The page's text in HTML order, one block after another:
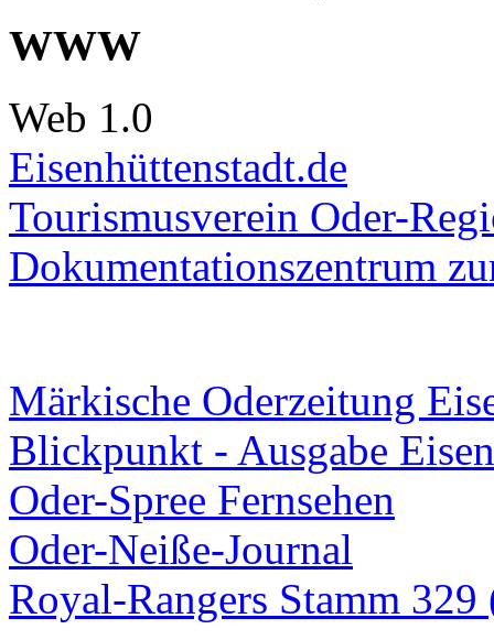
WWW
Web 1.0
Eisenhüttenstadt.de
Tourismusverein Oder-
Dokumentationszentrum
Märkische Oderzeitung
Blickpunkt - Ausgabe
Oder-Spree Fernsehen
Oder-Neiße-Journal
Royal-Rangers Stamm